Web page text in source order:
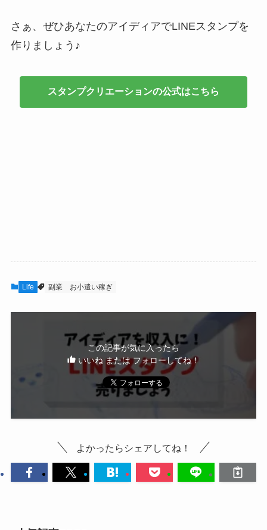
さぁ、ぜひあなたのアイディアでLINEスタンプを
作りましょう♪
スタンプクリエーションの公式はこちら
Life 副業 お小遣い稼ぎ
この記事が気に入ったら
いいね または フォローしてね！
よかったらシェアしてね！